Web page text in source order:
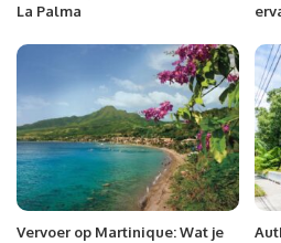
La Palma
Vervoer op Martinique: Wat je